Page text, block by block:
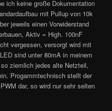
ich keine große Dokumentation
mit Pullup von 10k
jeweils einen Vorwiderstand
Aktiv = High. 100nF
vergessen, versorgt wird mit
sind unter 80mA in meinem
ziemlich jedes alte Netzteil,
Progammtechnisch stellt der
dar, so wird nur sehr selten